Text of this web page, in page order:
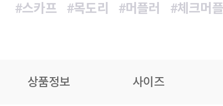
#스카프 #목도리 #머플러 #체크머
상품정보 사이즈